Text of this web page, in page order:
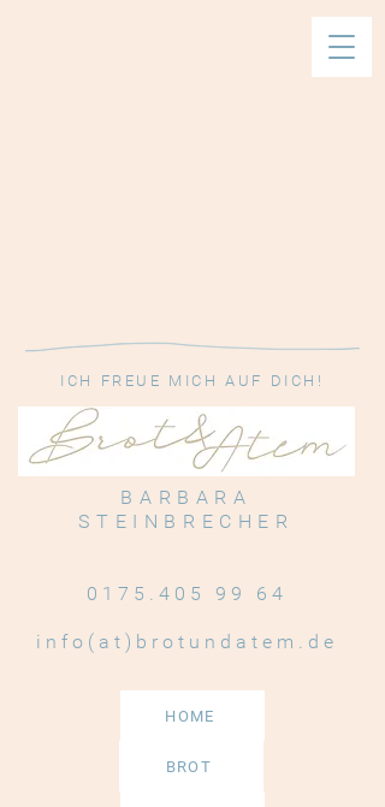
ICH FREUE MICH AUF DICH!
BARBARA
STEINBRECHER
0175.405 99 64
info(at)brotundatem.de
HOME
BROT